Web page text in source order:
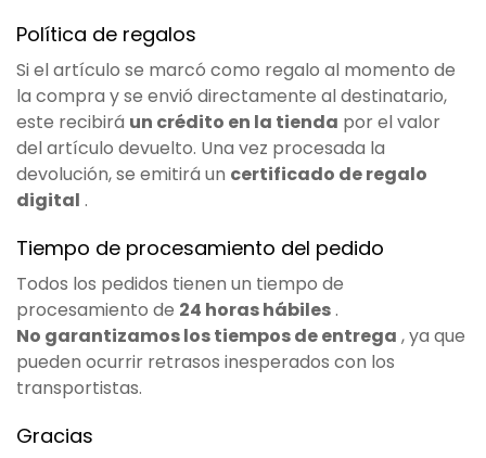
Política de regalos
Si el artículo se marcó como regalo al momento de
la compra y se envió directamente al destinatario,
este recibirá un crédito en la tienda por el valor
del artículo devuelto. Una vez procesada la
devolución, se emitirá un certificado de regalo
digital .
Tiempo de procesamiento del pedido
Todos los pedidos tienen un tiempo de
procesamiento de 24 horas hábiles.
No garantizamos los tiempos de entrega , ya que
pueden ocurrir retrasos inesperados con los
transportistas.
Gracias